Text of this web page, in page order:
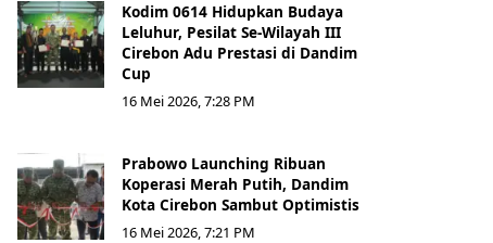
Kodim 0614 Hidupkan Budaya
Leluhur, Pesilat Se-Wilayah III
Cirebon Adu Prestasi di Dandim
Cup
16 Mei 2026, 7:28 PM
Prabowo Launching Ribuan
Koperasi Merah Putih, Dandim
Kota Cirebon Sambut Optimistis
16 Mei 2026, 7:21 PM